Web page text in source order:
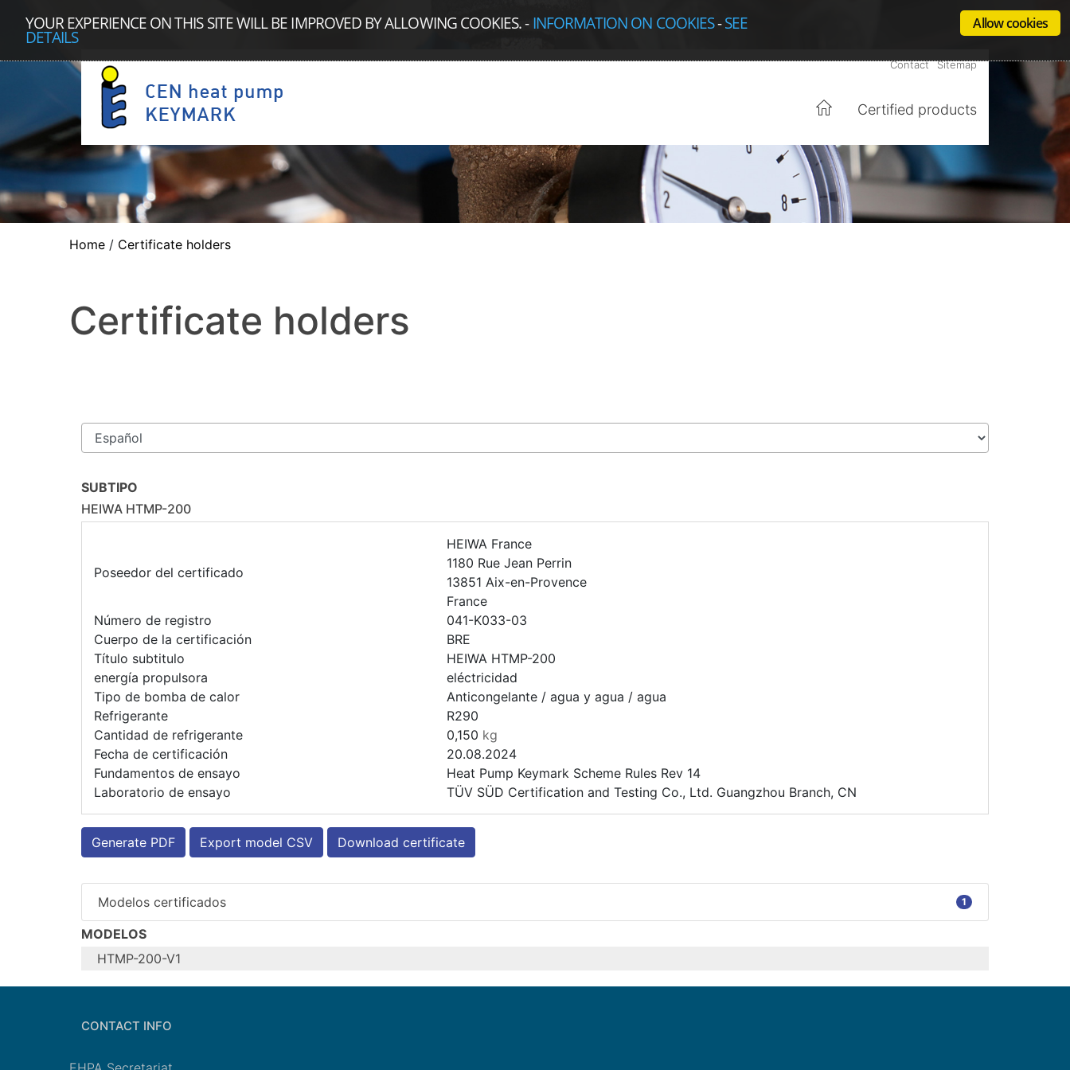
YOUR EXPERIENCE ON THIS SITE WILL BE IMPROVED BY ALLOWING COOKIES.- INFORMATION ON COOKIES-SEE
DETAILS
Allow cookies
Contact Sitemap
Certified products
Home / Certificate holders
Certificate holders
SUBTIPO
HEIWA HTMP-200
Poseedor del certificado
HEIWA France
1180 Rue Jean Perrin
13851 Aix-en-Provence
France
Número de registro
041-K033-03
Cuerpo de la certificación
BRE
Título subtitulo
HEIWA HTMP-200
energía propulsora
eléctricidad
Tipo de bomba de calor
Anticongelante / agua y agua / agua
Refrigerante
R290
Cantidad de refrigerante
0,150 kg
Fecha de certificación
20.08.2024
Fundamentos de ensayo
Heat Pump Keymark Scheme Rules Rev 14
Laboratorio de ensayo
TÜV SÜD Certification and Testing Co., Ltd. Guangzhou Branch, CN
Generate PDF Export model CSV Download certificate
Modelos certificados 1
MODELOS
HTMP-200-V1
Configure model
Aplicación
Unidades
CONTACT INFO